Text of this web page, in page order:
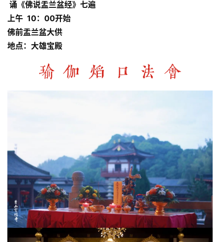
佛
教
人
物
频
录
佛
教
登录
诵《佛说盂兰盆经》七遍
上午 10：00开始
佛前盂兰盆大供
地点：大雄宝殿